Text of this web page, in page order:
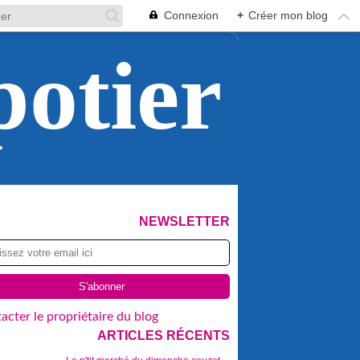
Connexion + Créer mon blog
NEWSLETTER
le propriétaire du blog
ARTICLES RÉCENTS